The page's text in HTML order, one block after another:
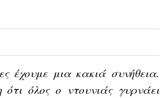
έχουμε μια κακιά συνήθεια.
όλος ο ντουνιάς γυρνάει